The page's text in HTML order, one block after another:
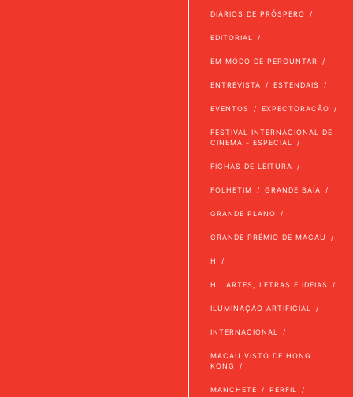
DIÁRIOS DE PRÓSPERO
EDITORIAL
EM MODO DE PERGUNTAR
ENTREVISTA ESTENDAIS
EVENTOS EXPECTORAÇÃO
FESTIVAL INTERNACIONAL DE
CINEMA - ESPECIAL
FICHAS DE LEITURA
FOLHETIM GRANDE BAÍA
GRANDE PLANO
GRANDE PRÉMIO DE MACAU
H
H | ARTES, LETRAS E IDEIAS
ILUMINAÇÃO ARTIFICIAL
INTERNACIONAL
MACAU VISTO DE HONG
KONG
MANCHETE PERFIL